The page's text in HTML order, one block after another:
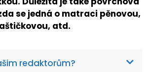
se jedná o matraci pěnovou,
atd.
redaktorům?